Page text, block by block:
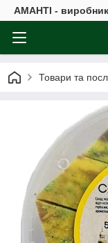
АМАНТІ -
Товари та